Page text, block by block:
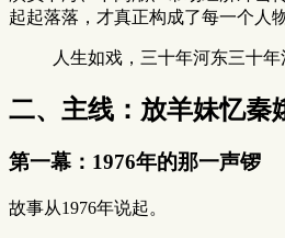
起起落落，才真正构成了每一个人
人生如戏，三十年河东三十年
二、主线：放羊妹忆秦
第一幕：1976年的那一声锣
故事从1976年说起。